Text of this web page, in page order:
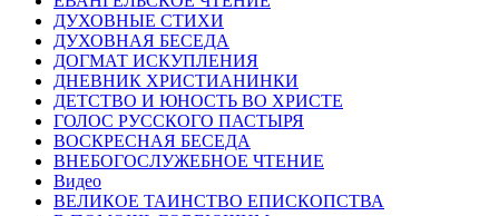
ДУХОВНЫЕ СТИХИ
ДУХОВНАЯ БЕСЕДА
ДОГМАТ ИСКУПЛЕНИЯ
ДНЕВНИК ХРИСТИАНИНКИ
ДЕТСТВО И ЮНОСТЬ ВО ХРИСТЕ
ГОЛОС РУССКОГО ПАСТЫРЯ
ВОСКРЕСНАЯ БЕСЕДА
ВНЕБОГОСЛУЖЕБНОЕ ЧТЕНИЕ
Видео
ВЕЛИКОЕ ТАИНСТВО ЕПИСКОПСТВА